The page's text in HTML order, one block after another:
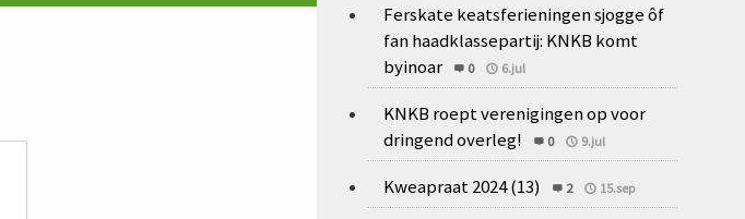
Ferskate keatsferieningen sjogge ôf
fan haadklassepartij: KNKB komt
byinoar
0 6.jul
KNKB roept verenigingen op voor
dringend overleg!
0 9.jul
Kweapraat 2024 (13) 2 15.sep